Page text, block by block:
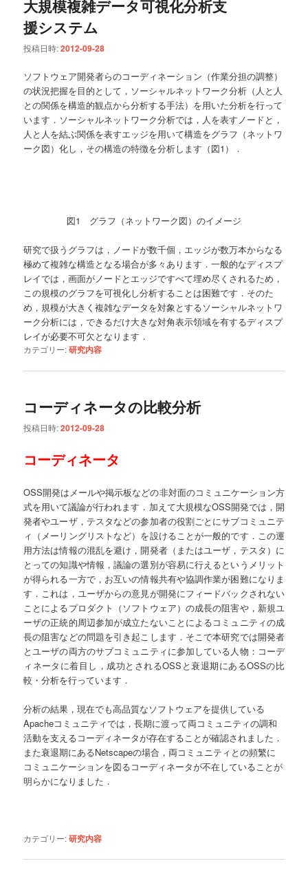
大規模複雑データ可視化分析支
援システム
投稿日時:2012-09-28
ソフトウェア開発者らのコーディネーション（作業分担の調整）
の状況把握を目的として，ソーシャルネットワーク分析（人と人
との関係を構造的観点から分析する手法）を用いた分析を行って
います．ソーシャルネットワーク分析では，人を表すノードと，
人と人を結ぶ関係を表すエッジを用いて構造をグラフ（ネットワ
ーク図）化し，その構造の特徴を分析します（図1）．
図1 グラフ（ネットワーク図）のイメージ
研究で扱うグラフは，ノードが数千個，エッジが数万本からなる
極めて複雑な構造となる場合が多々あります．一般的なディスプ
レイでは，画面がノードとエッジですべて埋め尽くされるため，
この規模のグラフを可視化し分析することは困難です．そのた
め，規模が大きく複雑なデータを対象とするソーシャルネットワ
ーク分析には，できるだけ大きな対角表示領域を有するディスプ
レイが必要不可欠となります．
カテゴリー:研究内容
コーディネータの比較分析
投稿日時:2012-09-28
コーディネータ
OSS開発はメールや掲示板などの非対面のコミュニケーション方
式を用いて議論が行われます．加えて大規模なOSS開発では，開
発者やユーザ，テスタなどの参加者の役割ごとにサブコミュニテ
ィ（メーリングリストなど）を設けることが一般的です．この運
用方法は情報の混乱を避け，開発者（またはユーザ，テスタ）に
とっての知識や情報，議論の選別が容易に行えるというメリット
が得られる一方で，お互いの情報共有や協調作業が困難になりま
す．これは，ユーザからの意見が開発にフィードバックされない
ことによるプロダクト（ソフトウェア）の成長の阻害や，新規ユ
ーザの正統的周辺参加が成立たないことによるコミュニティの成
長の阻害などの問題を引き起こします．そこで本研究では開発者
とユーザの両方のサブコミュニティに参加している人物：コーデ
ィネータに着目し，成功とされるOSSと衰退期にあるOSSの比
較・分析を行っています．
分析の結果，現在でも高品質なソフトウェアを提供している
Apacheコミュニティでは，長期に渡って両コミュニティの調和
活動を支えるコーディネータが存在することが確認されました．
また衰退期にあるNetscapeの場合，両コミュニティとの頻繁に
コミュニケーションを図るコーディネータが不在していることが
明らかになりました．
カテゴリー:研究内容